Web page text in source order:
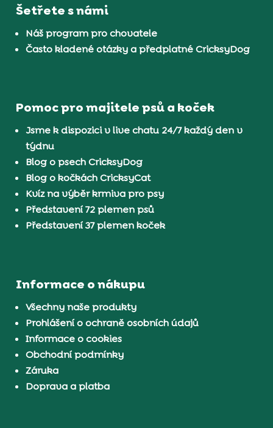
Šetřete s námi
Náš program pro chovatele
Často kladené otázky a předplatné CricksyDog
Pomoc pro majitele psů a koček
Jsme k dispozici v live chatu 24/7 každý den v
týdnu
Blog o psech CricksyDog
Blog o kočkách CricksyCat
Kvíz na výběr krmiva pro psy
Představení 72 plemen psů
Představení 37 plemen koček
Informace o nákupu
Všechny naše produkty
Prohlášení o ochraně osobních údajů
Informace o cookies
Obchodní podmínky
Záruka
Doprava a platba